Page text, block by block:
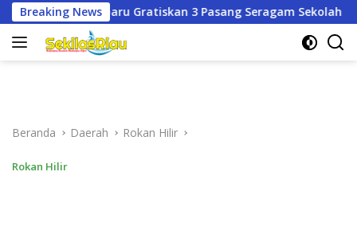
Langsung
ke
konten
Breaking News
3 Pasang Seragam Sekolah untuk Murid Baru SD dan SMP
Beranda Daerah Rokan Hilir
Rokan Hilir